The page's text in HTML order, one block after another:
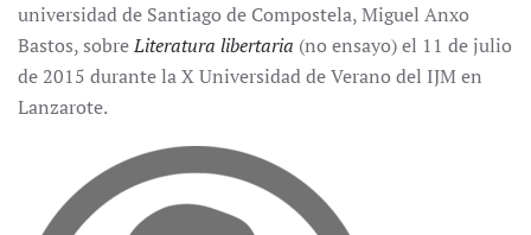
universidad de Santiago de Compostela, Miguel Anxo
Bastos, sobreLiteratura libertaria (no ensayo) el 11 de julio
de 2015 durante la X Universidad de Verano del IJM en
Lanzarote.